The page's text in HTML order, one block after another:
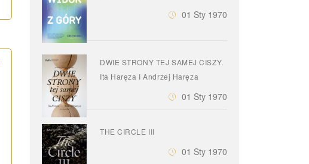
01 Sty 1970
DWIE STRONY TEJ SAMEJ CISZY.
Ita Haręza I Andrzej Haręza
01 Sty 1970
THE CIRCLE III
01 Sty 1970